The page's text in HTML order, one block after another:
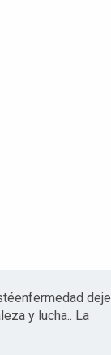
deje
y lucha.. La